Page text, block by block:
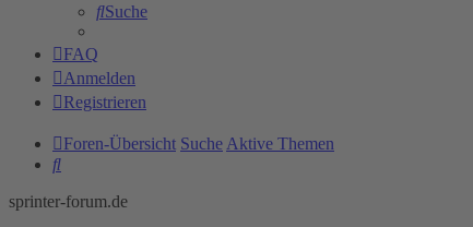
Suche
FAQ
Anmelden
Registrieren
Foren-Übersicht Suche Aktive Themen
Suche
sprinter-forum.de